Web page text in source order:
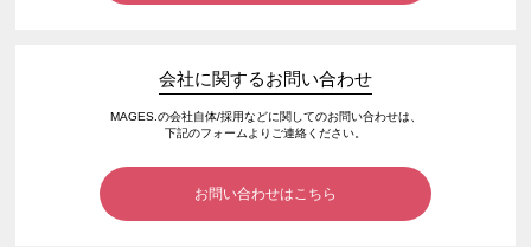
会社に関するお問い合わせ
MAGES.の会社自体/採用などに関してのお問い合わせは、
下記のフォームよりご連絡ください。
お問い合わせはこちら